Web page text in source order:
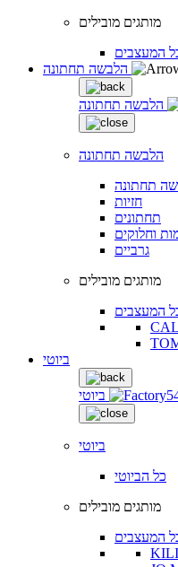
מותגים מובילים
המעצבים
הלבשה תחתונה
הלבשה תחתונה
תחתונה
חזיות
תחתונים
וחלוקים
גרביים
מותגים מובילים
המעצבים
ביוטי
ביוטי
ביוטי
כל הביוטי
מותגים מובילים
המעצבים